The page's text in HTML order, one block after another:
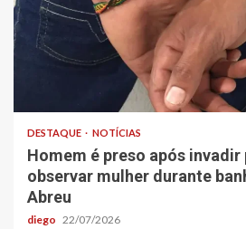
DESTAQUE NOTÍCIAS
Homem é preso após
observar mulher durante
Abreu
diego 22/07/2026